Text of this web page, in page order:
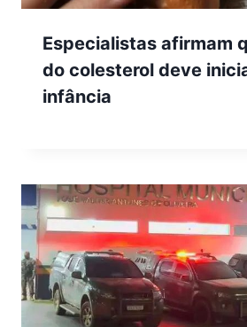
Especialistas afirmam
do colesterol deve
infância